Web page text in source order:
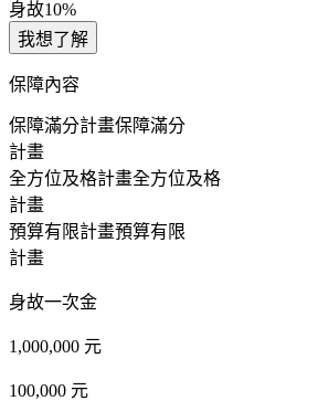
身故10%
我想了解
保障內容
保障滿分計畫保障滿分
計畫
全方位及格計畫全方位及格
計畫
預算有限計畫預算有限
計畫
身故一次金
1,000,000 元
100,000 元